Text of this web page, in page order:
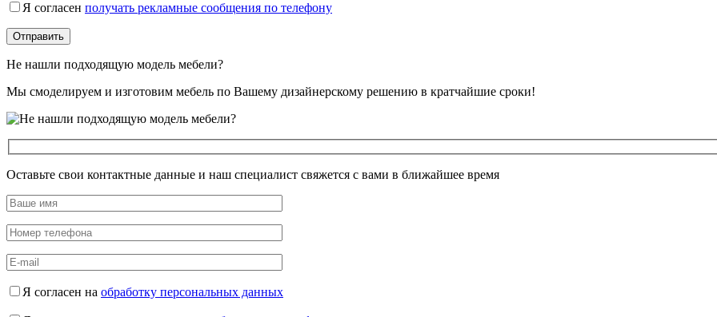
Я согласен получать рекламные сообщения по телефону
Не нашли подходящую модель мебели?
Мы смоделируем и изготовим мебель по Вашему дизайнерскому решению в кратчайшие сроки!
Оставьте свои контактные данные и наш специалист свяжется с вами в ближайшее время
Я согласен на обработку персональных данных